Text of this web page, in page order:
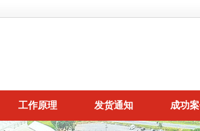
工作原理 发货通知 成功案